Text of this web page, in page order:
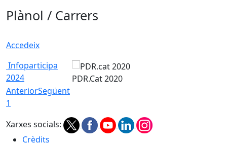
Plànol / Carrers
Accedeix
Infoparticipa
2024
PDR.Cat 2020
AnteriorSegüent
1
Xarxes socials:
Crèdits